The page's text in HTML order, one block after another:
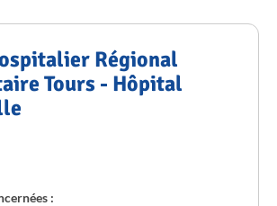
Régional
Tours - Hôpital
: